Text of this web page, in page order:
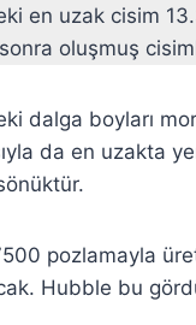
en uzak cisim
oluşmuş
dalga boyları
da en uzakta
pozlamayla
Hubble bu